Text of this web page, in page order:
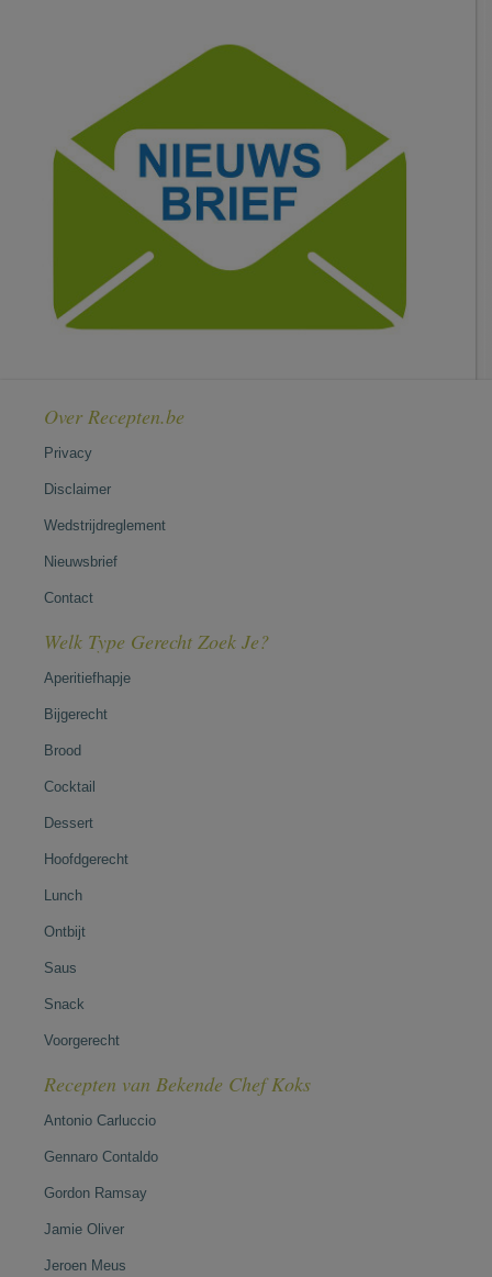
Over Recepten.be
Privacy
Disclaimer
Wedstrijdreglement
Nieuwsbrief
Contact
Welk Type Gerecht Zoek Je?
Aperitiefhapje
Bijgerecht
Brood
Cocktail
Dessert
Hoofdgerecht
Lunch
Ontbijt
Saus
Snack
Voorgerecht
Recepten van Bekende Chef Koks
Antonio Carluccio
Gennaro Contaldo
Gordon Ramsay
Jamie Oliver
Jeroen Meus